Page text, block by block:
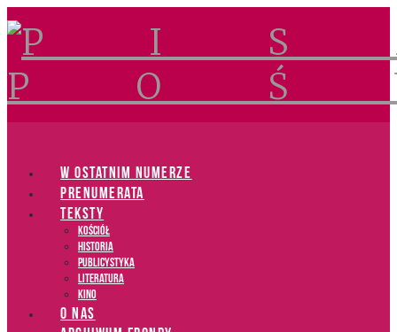
W OSTATNIM NUMERZE
PRENUMERATA
TEKSTY
Kościół
Historia
Publicystyka
Literatura
Kino
O NAS